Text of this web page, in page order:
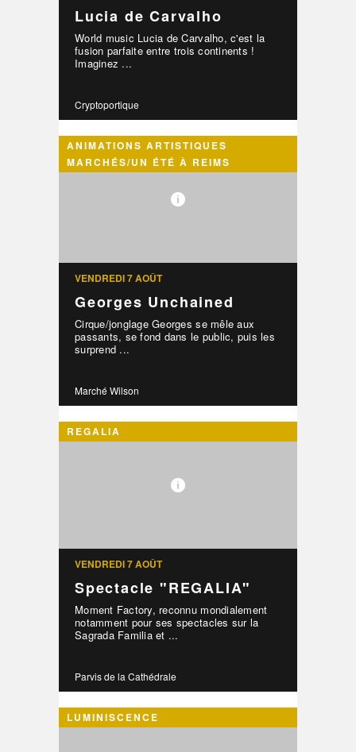
Lucia de Carvalho
World music Lucia de Carvalho, c'est la
fusion parfaite entre trois continents !
Imaginez ...
Cryptoportique
ANIMATIONS ARTISTIQUES
MARCHÉS/UN ÉTÉ À REIMS
VENDREDI 7 AOÛT
Georges Unchained
Cirque/jonglage Georges se mêle aux
passants, se fond dans le public, puis les
surprend ...
Marché Wilson
REGALIA
VENDREDI 7 AOÛT
Spectacle "REGALIA"
Moment Factory, reconnu mondialement
notamment pour ses spectacles sur la
Sagrada Familia et ...
Parvis de la Cathédrale
LUMINISCENCE